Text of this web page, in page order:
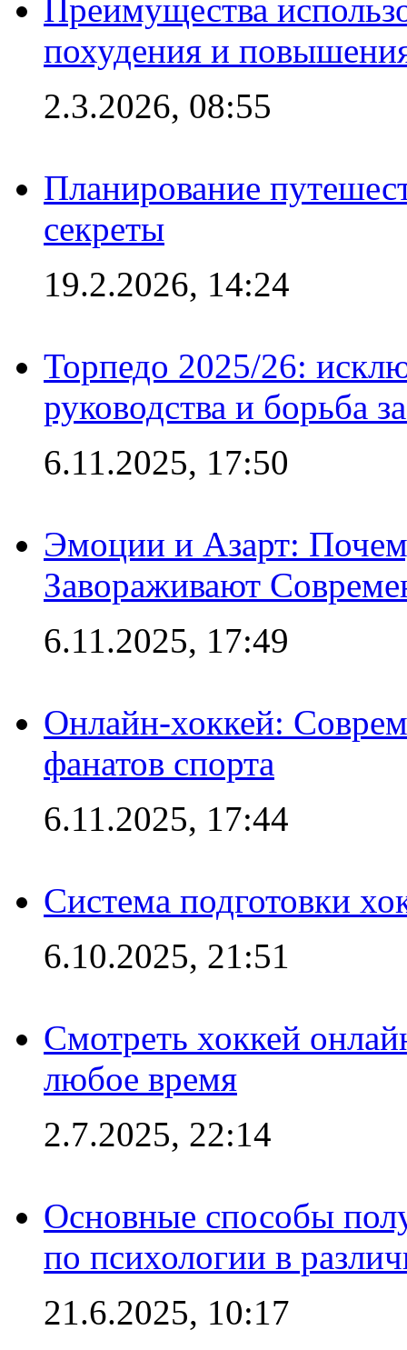
Преимущества
похудения и
2.3.2026, 08:55
Планирование
секреты
19.2.2026, 14:24
Торпедо 2025/26:
руководства и борьба
6.11.2025, 17:50
Эмоции и Азарт:
Завораживают
6.11.2025, 17:49
Онлайн-хоккей:
фанатов спорта
6.11.2025, 17:44
Система подготовки
6.10.2025, 21:51
Смотреть хоккей
любое время
2.7.2025, 22:14
Основные способы
по психологии в
21.6.2025, 10:17